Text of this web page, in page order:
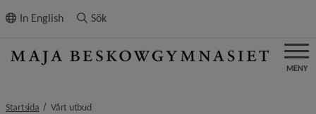
innehållet
In English Sök
MENY
Startsida Vårt utbudnivå i brödsmulenavigeringen